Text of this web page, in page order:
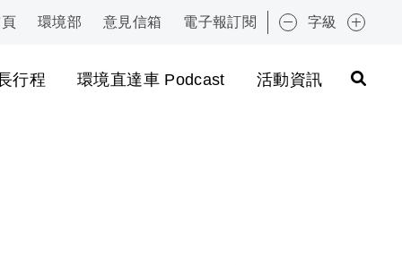
環境部 意見信箱 電子報訂閱 字級
行程 環境直達車 Podcast 活動資訊
:::